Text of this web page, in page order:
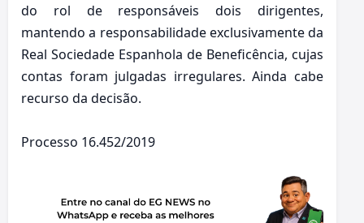
do rol de responsáveis dois dirigentes,
mantendo a responsabilidade exclusivamente da
Real Sociedade Espanhola de Beneficência, cujas
contas foram julgadas irregulares. Ainda cabe
recurso da decisão.
Processo 16.452/2019